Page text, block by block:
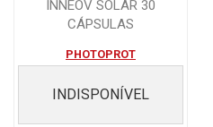
INNEOV SOLAR 30
CÁPSULAS
PHOTOPROT
INDISPONÍVEL